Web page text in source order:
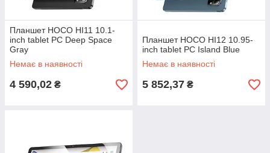
Планшет HOCO HI11 10.1-
inch tablet PC Deep Space
Gray
Немає в наявності
4 590,02 ₴
Планшет HOCO HI12 10.95-
inch tablet PC Island Blue
Немає в наявності
5 852,37 ₴